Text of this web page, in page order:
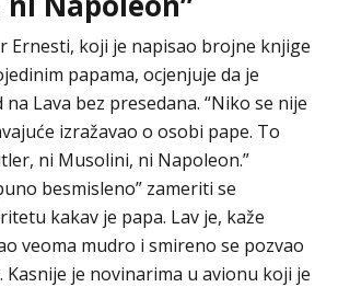
Ernesti, koji je napisao brojne knjige
papama, ocjenjuje da je
Lava bez presedana. “Niko se nije
izražavao o osobi pape. To
ni Musolini, ni Napoleon.”
besmisleno” zameriti se
kakav je papa. Lav je, kaže
veoma mudro i smireno se pozvao
Kasnije je novinarima u avionu koji je